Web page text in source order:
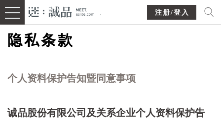
注册/登入
隐私条款
个人资料保护告知暨同意事项
诚品股份有限公司及关系企业个人资料保护告